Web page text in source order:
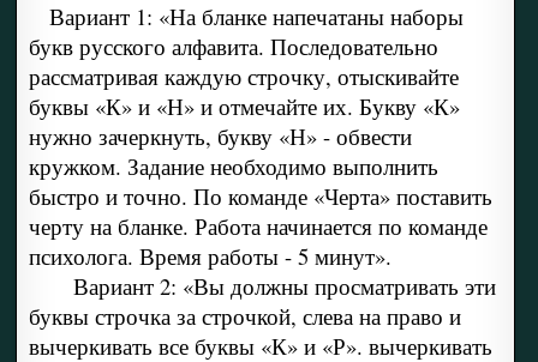
Вариант 1: «На бланке напечатаны наборы
букв русского алфавита. Последовательно
рассматривая каждую строчку, отыскивайте
буквы «К» и «Н» и отмечайте их. Букву «К»
нужно зачеркнуть, букву «Н» - обвести
кружком. Задание необходимо выполнить
быстро и точно. По команде «Черта» поставить
черту на бланке. Работа начинается по команде
психолога. Время работы - 5 минут».
Вариант 2: «Вы должны просматривать эти
буквы строчка за строчкой, слева на право и
вычеркивать все буквы «К» и «Р». вычеркивать